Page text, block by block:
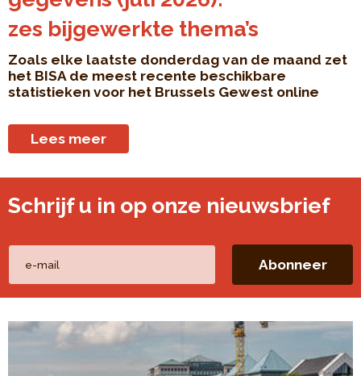
Schrijf u in op onze nieuwsbrief
zes bijgewerkte thema’s
Zoals elke laatste donderdag van de maand zet
het BISA de meest recente beschikbare
statistieken voor het Brussels Gewest online
Lees meer